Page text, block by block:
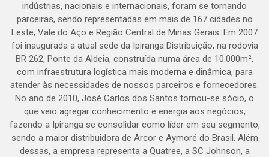
indústrias, nacionais e internacionais, foram se tornando
parceiras, sendo representadas em mais de 167 cidades no
Leste, Vale do Aço e Região Central de Minas Gerais. Em 2007
foi inaugurada a atual sede da Ipiranga Distribuição, na rodovia
BR 262, Ponte da Aldeia, construída numa área de 10.000m²,
com infraestrutura logística mais moderna e dinâmica, para
atender às necessidades de nossos parceiros e fornecedores.
No ano de 2010, José Carlos dos Santos tornou-se sócio, o
que veio agregar conhecimento e energia aos negócios,
fazendo a Ipiranga se consolidar como líder em seu segmento,
sendo a maior distribuidora de Arcor e Aymoré do Brasil. Além
dessas, a empresa representa a Quatree, a SC Johnson, a